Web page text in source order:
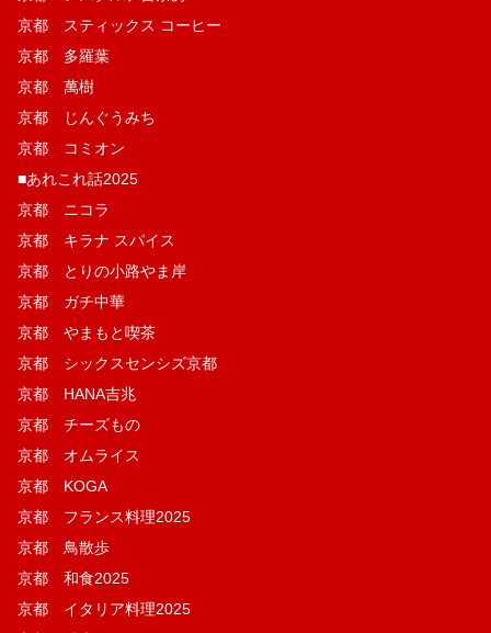
京都 スティックス コーヒー
京都 多羅葉
京都 萬樹
京都 じんぐうみち
京都 コミオン
■あれこれ話2025
京都 ニコラ
京都 キラナ スパイス
京都 とりの小路やま岸
京都 ガチ中華
京都 やまもと喫茶
京都 シックスセンシズ京都
京都 HANA吉兆
京都 チーズもの
京都 オムライス
京都 KOGA
京都 フランス料理2025
京都 鳥散歩
京都 和食2025
京都 イタリア料理2025